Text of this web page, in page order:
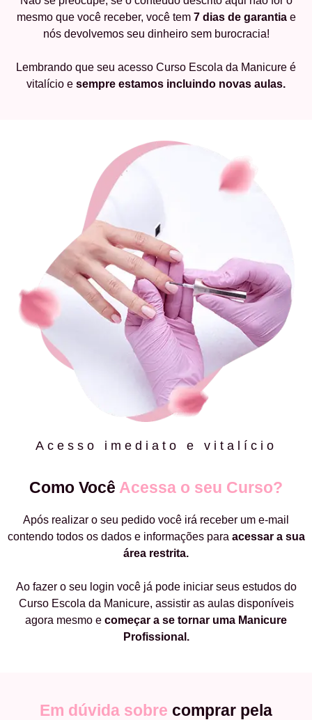
mesmo que você receber, você tem 7 dias de garantiae
nós devolvemos seu dinheiro sem burocracia!
Lembrando que seu acesso Curso Escola da Manicure é
vitalício e sempre estamos incluindo novas aulas.
Acesso imediato e vitalício
Como Você Acessa o seu Curso?
Após realizar o seu pedido você irá receber um e-mail
contendo todos os dados e informações para acessar a sua
área restrita.
Ao fazer o seu login você já pode iniciar seus estudos do
Curso Escola da Manicure, assistir as aulas disponíveis
agora mesmo e começar a se tornar uma Manicure
Profissional.
Em dúvida sobre comprar pela